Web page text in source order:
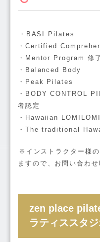
・BASI Pilates
・Certified
・Mentor Program 修了
・Balanced Body
・Peak Pilates
・BODY CONTROL
者認定
・Hawaiian
・The traditional
※インストラクター様
ますので、お問い合わ
zen place
ラティススタ